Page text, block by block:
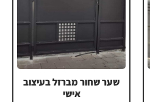
שער שחור מברזל בעיצוב
אישי